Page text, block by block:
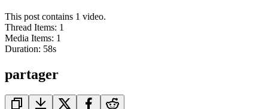
This post contains 1 video.
Thread Items: 1
Media Items: 1
Duration: 58s
partager